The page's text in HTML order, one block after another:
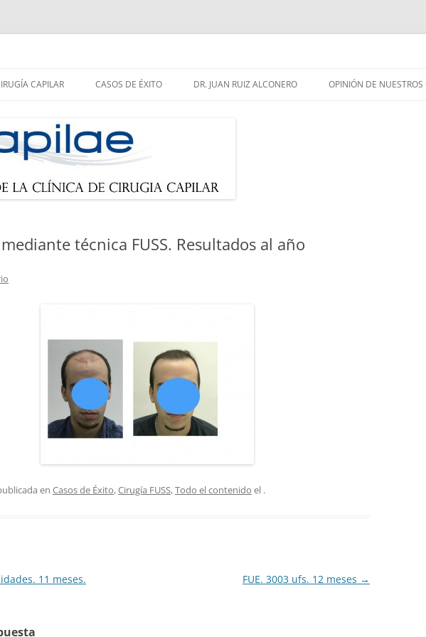
al
CAPILAR
CIRUGÍA FUE
CASOS DE ÉXITO DR. JUAN RUIZ ALCONERO OPINIÓN DE NUESTROS
técnica FUSS. Resultados al año
en Casos de Éxito,Cirugía FUSS,Todo el contenido el .
11 meses. FUE. 3003 ufs. 12 meses →